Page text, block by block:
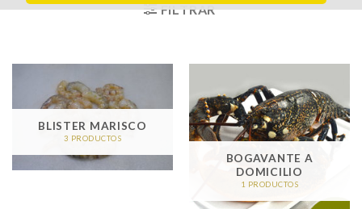
FILTRAR
BLISTER MARISCO
3 PRODUCTOS
BOGAVANTE A
DOMICILIO
1 PRODUCTOS